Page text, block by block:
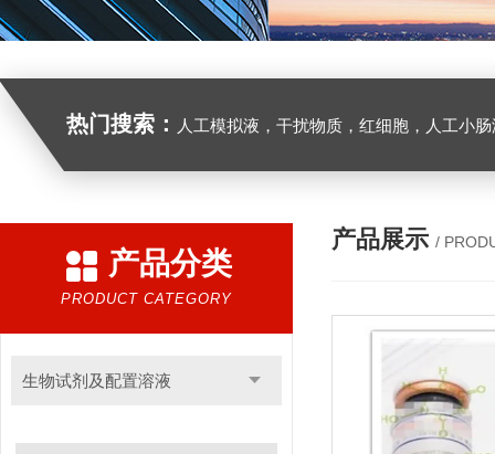
热门搜索： 人工模拟液，干扰物质，红细胞，人工小
产品分类
PRODUCT CATEGORY
生物试剂及配置溶液
产品展示 /